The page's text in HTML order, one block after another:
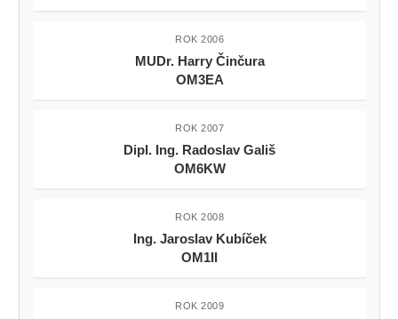
ROK 2006
MUDr. Harry Činčura
OM3EA
ROK 2007
Dipl. Ing. Radoslav Gališ
OM6KW
ROK 2008
Ing. Jaroslav Kubíček
OM1II
ROK 2009